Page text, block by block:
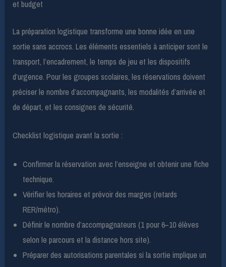
et budget
La préparation logistique transforme une bonne idée en une
sortie sans accrocs. Les éléments essentiels à anticiper sont le
transport, l’encadrement, le temps de jeu et les dispositifs
d’urgence. Pour les groupes scolaires, les réservations doivent
préciser le nombre d’accompagnants, les modalités d’arrivée et
de départ, et les consignes de sécurité.
Checklist logistique avant la sortie :
Confirmer la réservation avec l’enseigne et obtenir une fiche
technique.
Vérifier les horaires et prévoir des marges (retards
RER/métro).
Définir le nombre d’accompagnateurs (1 pour 6–10 élèves
selon le parcours et la distance hors site).
Préparer des autorisations parentales si la sortie implique un